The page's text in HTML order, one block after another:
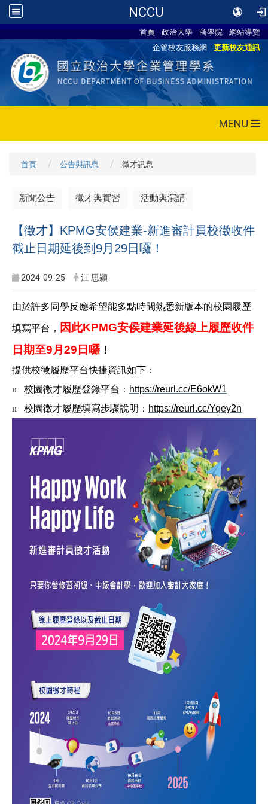
NCCU
首頁 政治大學 商學院
網站導覽
企管校友服務網
更新校友通訊
MENU
首頁 公告與訊息 徵才訊息
新聞公告 徵才與實習 活動與演講
【徵才】KPMG安侯建業-新進審計員校徵收件
截止日期延後到9月29日囉！
2024-09-25 江 思穎
由於許多同學反應希望能多點時間熟悉新版本的校園履歷
填寫平台， 因此KPMG安侯建業延後線上履歷收件
日期至9月29日囉 ！
提供校徵履歷平台快捷資訊如下：
n 校園徵才履歷登錄平台： https://reurl.cc/E6okW1
n 校園徵才履歷填寫步驟說明： https://reurl.cc/Yqey2n